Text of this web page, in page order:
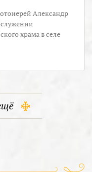
Александр
храма в селе